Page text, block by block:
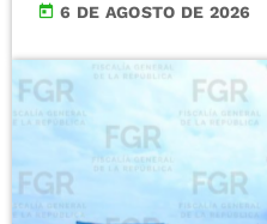
today 6 DE AGOSTO DE 2026